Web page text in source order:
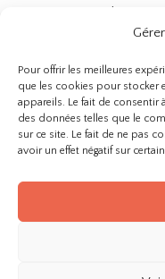
Pour offrir les meilleures
que les cookies pour stocker
appareils. Le fait de consentir
des données telles que le
sur ce site. Le fait de ne pas
avoir un effet négatif sur
étape dans ce
Together
#704